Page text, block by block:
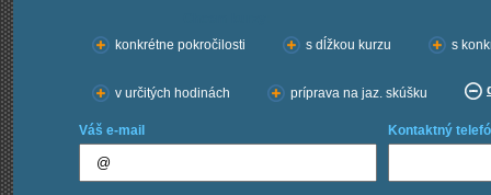
konkrétne pokročilosti
s dĺžkou kurzu s
v určitých hodinách príprava na jaz. skúšku
Váš e-mail Kontaktný